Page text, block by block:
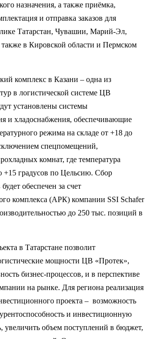
назначения, а также приёмка,
и отправка заказов для
Татарстан, Чувашии, Марий-Эл,
в Кировской области и Пермском
комплекс в Казани – одна из
в логистической системе ЦВ
установлены системы
и хладоснабжения, обеспечивающие
режима на складе от +18 до
спецпомещений,
комнат, где температура
+15 градусов по Цельсию. Сбор
обеспечен за счет
комплекса (АРК) компании SSI Schafer
до 250 тыс. позиций в
в Татарстане позволит
мощности ЦВ «Протек»,
бизнес-процессов, и в перспективе
на рынке. Для региона реализация
проекта – возможность
и инвестиционную
увеличить объем поступлений в бюджет,